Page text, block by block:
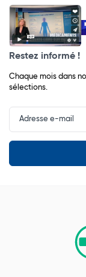
Restez informé !
Chaque mois dans
sélections.
Input
Newsletter